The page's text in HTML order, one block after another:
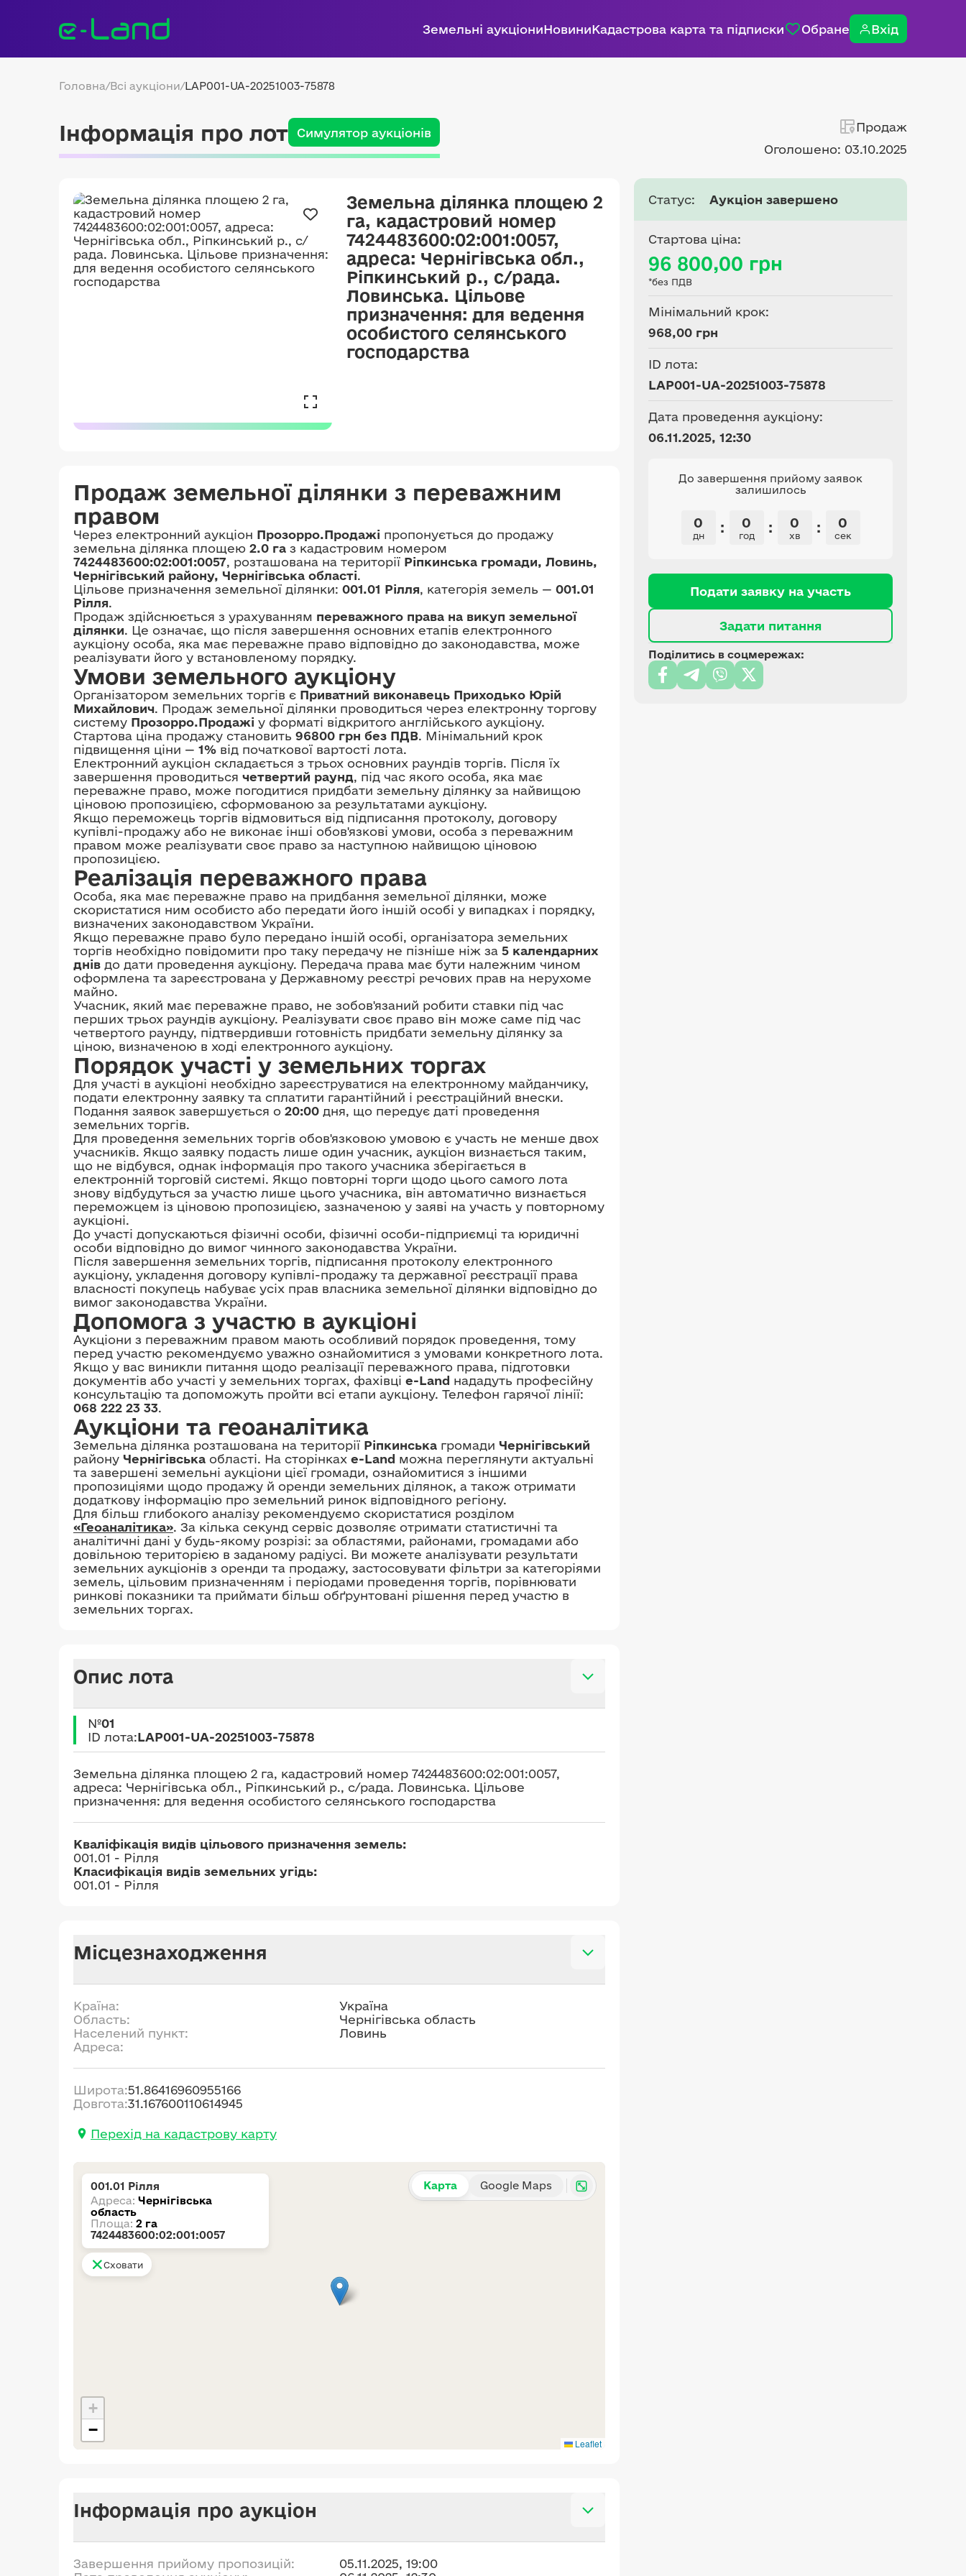
Земельні аукціониНовиниКадастрова карта та підписки Обране Вхід
Головна/Всі аукціони/LAP001-UA-20251003-75878
Інформація про лот Симулятор аукціонів
Продаж
Оголошено: 03.10.2025
Земельна ділянка площею 2
га, кадастровий номер
7424483600:02:001:0057,
адреса: Чернігівська обл.,
Ріпкинський р., с/рада.
Ловинська. Цільове
призначення: для ведення
особистого селянського
господарства
Продаж земельної ділянки з переважним
правом
Через електронний аукціон Прозорро.Продажі пропонується до продажу
земельна ділянка площею 2.0 га з кадастровим номером
7424483600:02:001:0057, розташована на території Ріпкинська громади, Ловинь,
Чернігівський району, Чернігівська області.
Цільове призначення земельної ділянки: 001.01 Рілля, категорія земель — 001.01
Рілля.
Продаж здійснюється з урахуванням переважного права на викуп земельної
ділянки. Це означає, що після завершення основних етапів електронного
аукціону особа, яка має переважне право відповідно до законодавства, може
реалізувати його у встановленому порядку.
Умови земельного аукціону
Організатором земельних торгів є Приватний виконавець Приходько Юрій
Михайлович. Продаж земельної ділянки проводиться через електронну торгову
систему Прозорро.Продажі у форматі відкритого англійського аукціону.
Стартова ціна продажу становить 96800 грн без ПДВ. Мінімальний крок
підвищення ціни — 1% від початкової вартості лота.
Електронний аукціон складається з трьох основних раундів торгів. Після їх
завершення проводиться четвертий раунд, під час якого особа, яка має
переважне право, може погодитися придбати земельну ділянку за найвищою
ціновою пропозицією, сформованою за результатами аукціону.
Якщо переможець торгів відмовиться від підписання протоколу, договору
купівлі-продажу або не виконає інші обов'язкові умови, особа з переважним
правом може реалізувати своє право за наступною найвищою ціновою
пропозицією.
Реалізація переважного права
Особа, яка має переважне право на придбання земельної ділянки, може
скористатися ним особисто або передати його іншій особі у випадках і порядку,
визначених законодавством України.
Якщо переважне право було передано іншій особі, організатора земельних
торгів необхідно повідомити про таку передачу не пізніше ніж за 5 календарних
днів до дати проведення аукціону. Передача права має бути належним чином
оформлена та зареєстрована у Державному реєстрі речових прав на нерухоме
майно.
Учасник, який має переважне право, не зобов'язаний робити ставки під час
перших трьох раундів аукціону. Реалізувати своє право він може саме під час
четвертого раунду, підтвердивши готовність придбати земельну ділянку за
ціною, визначеною в ході електронного аукціону.
Порядок участі у земельних торгах
Для участі в аукціоні необхідно зареєструватися на електронному майданчику,
подати електронну заявку та сплатити гарантійний і реєстраційний внески.
Подання заявок завершується о 20:00 дня, що передує даті проведення
земельних торгів.
Для проведення земельних торгів обов'язковою умовою є участь не менше двох
учасників. Якщо заявку подасть лише один учасник, аукціон визнається таким,
що не відбувся, однак інформація про такого учасника зберігається в
електронній торговій системі. Якщо повторні торги щодо цього самого лота
знову відбудуться за участю лише цього учасника, він автоматично визнається
переможцем із ціновою пропозицією, зазначеною у заяві на участь у повторному
аукціоні.
До участі допускаються фізичні особи, фізичні особи-підприємці та юридичні
особи відповідно до вимог чинного законодавства України.
Після завершення земельних торгів, підписання протоколу електронного
аукціону, укладення договору купівлі-продажу та державної реєстрації права
власності покупець набуває усіх прав власника земельної ділянки відповідно до
вимог законодавства України.
Допомога з участю в аукціоні
Аукціони з переважним правом мають особливий порядок проведення, тому
перед участю рекомендуємо уважно ознайомитися з умовами конкретного лота.
Якщо у вас виникли питання щодо реалізації переважного права, підготовки
документів або участі у земельних торгах, фахівці e-Land нададуть професійну
консультацію та допоможуть пройти всі етапи аукціону. Телефон гарячої лінії:
068 222 23 33.
Аукціони та геоаналітика
Земельна ділянка розташована на території Ріпкинська громади Чернігівський
району Чернігівська області. На сторінках e-Land можна переглянути актуальні
та завершені земельні аукціони цієї громади, ознайомитися з іншими
пропозиціями щодо продажу й оренди земельних ділянок, а також отримати
додаткову інформацію про земельний ринок відповідного регіону.
Для більш глибокого аналізу рекомендуємо скористатися розділом
«Геоаналітика». За кілька секунд сервіс дозволяє отримати статистичні та
аналітичні дані у будь-якому розрізі: за областями, районами, громадами або
довільною територією в заданому радіусі. Ви можете аналізувати результати
земельних аукціонів з оренди та продажу, застосовувати фільтри за категоріями
земель, цільовим призначенням і періодами проведення торгів, порівнювати
ринкові показники та приймати більш обґрунтовані рішення перед участю в
земельних торгах.
Опис лота
№01
ID лота:LAP001-UA-20251003-75878
Земельна ділянка площею 2 га, кадастровий номер 7424483600:02:001:0057,
адреса: Чернігівська обл., Ріпкинський р., с/рада. Ловинська. Цільове
призначення: для ведення особистого селянського господарства
Кваліфікація видів цільового призначення земель:
001.01 - Рілля
Класифікація видів земельних угідь:
001.01 - Рілля
Місцезнаходження
Країна:
Україна
Область:
Чернігівська область
Населений пункт:
Ловинь
Адреса:
Широта:51.86416960955166
Довгота:31.167600110614945
Перехід на кадастрову карту
Карта Google Maps
+
−
Leaflet
001.01 Рілля
Адреса: Чернігівська
область
Площа: 2 га
7424483600:02:001:0057
Сховати
Інформація про аукціон
Завершення прийому пропозицій:
05.11.2025, 19:00
Статус: Аукціон завершено
Стартова ціна:
96 800,00 грн
*без ПДВ
Мінімальний крок:
968,00 грн
ID лота:
LAP001-UA-20251003-75878
Дата проведення аукціону:
06.11.2025, 12:30
До завершення прийому заявок
залишилось
0
дн : 0
год : 0
хв : 0
сек
Подати заявку на участь
Задати питання
Поділитись в соцмережах: